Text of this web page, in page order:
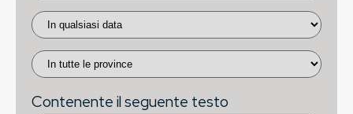
Contenente il seguente testo